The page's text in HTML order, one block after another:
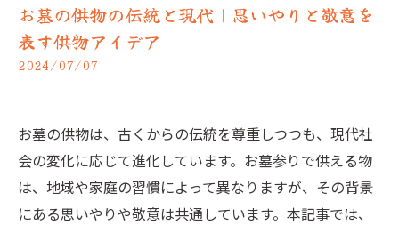
お墓の供物の伝統と現代｜思いやりと敬意を
表す供物アイデア
2024/07/07
お墓の供物は、古くからの伝統を尊重しつつも、現代社
会の変化に応じて進化しています。お墓参りで供える物
は、地域や家庭の習慣によって異なりますが、その背景
にある思いやりや敬意は共通しています。本記事では、